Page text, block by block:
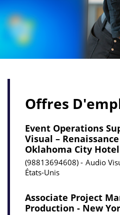
Offres
Event Operations
Visual –
Oklahoma City Hotel
98813694608 Audio
États-Unis
Associate Project
Production - New